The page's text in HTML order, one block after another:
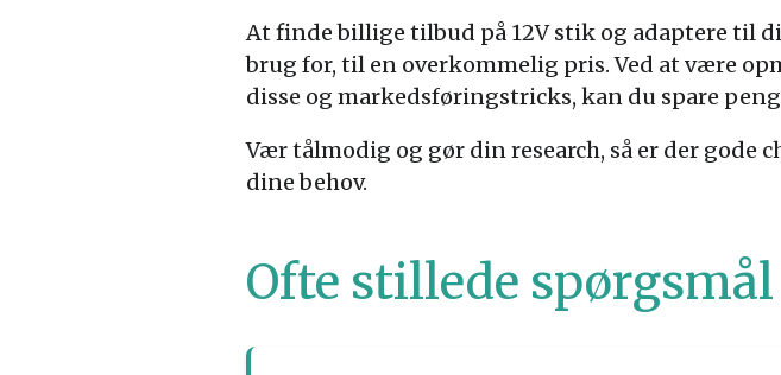
At finde billige tilbud på 12V stik og adaptere til
brug for, til en overkommelig pris. Ved at være
disse og markedsføringstricks, kan du spare
Vær tålmodig og gør din research, så er der gode
dine behov.
Ofte stillede spørgsmål